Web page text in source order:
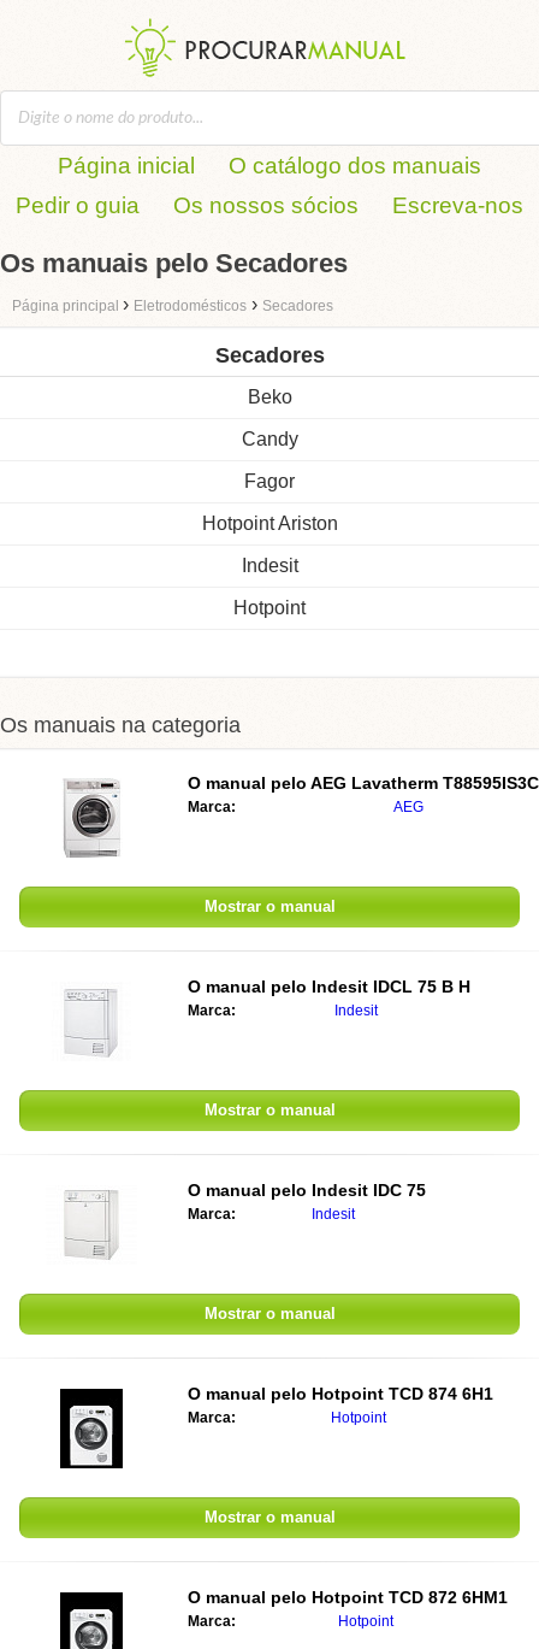
Página inicial
O catálogo dos manuais
Pedir o guia
Os nossos sócios Escreva-nos
Os manuais pelo Secadores
Página principal › Eletrodomésticos › Secadores
Secadores
Beko
Candy
Fagor
Hotpoint Ariston
Indesit
Hotpoint
Os manuais na categoria
O manual pelo AEG Lavatherm T88595IS3C
Marca: AEG
Mostrar o manual
O manual pelo Indesit IDCL 75 B H
Marca: Indesit
Mostrar o manual
O manual pelo Indesit IDC 75
Marca: Indesit
Mostrar o manual
O manual pelo Hotpoint TCD 874 6H1
Marca: Hotpoint
Mostrar o manual
O manual pelo Hotpoint TCD 872 6HM1
Marca: Hotpoint